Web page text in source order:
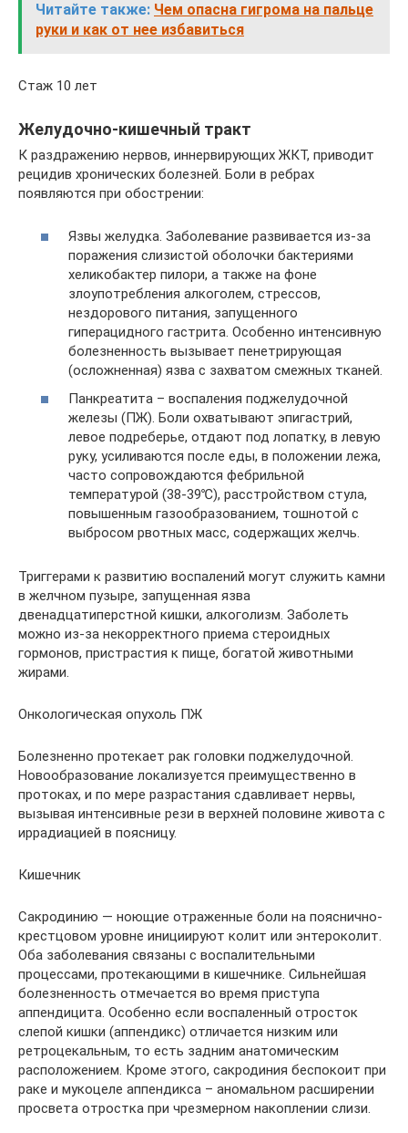
Читайте также: Чем опасна гигрома на пальце
руки и как от нее избавиться
Стаж 10 лет
Желудочно-кишечный тракт
К раздражению нервов, иннервирующих ЖКТ, приводит
рецидив хронических болезней. Боли в ребрах
появляются при обострении:
Язвы желудка. Заболевание развивается из-за
поражения слизистой оболочки бактериями
хеликобактер пилори, а также на фоне
злоупотребления алкоголем, стрессов,
нездорового питания, запущенного
гиперацидного гастрита. Особенно интенсивную
болезненность вызывает пенетрирующая
(осложненная) язва с захватом смежных тканей.
Панкреатита – воспаления поджелудочной
железы (ПЖ). Боли охватывают эпигастрий,
левое подреберье, отдают под лопатку, в левую
руку, усиливаются после еды, в положении лежа,
часто сопровождаются фебрильной
температурой (38-39℃), расстройством стула,
повышенным газообразованием, тошнотой с
выбросом рвотных масс, содержащих желчь.
Триггерами к развитию воспалений могут служить камни
в желчном пузыре, запущенная язва
двенадцатиперстной кишки, алкоголизм. Заболеть
можно из-за некорректного приема стероидных
гормонов, пристрастия к пище, богатой животными
жирами.
Онкологическая опухоль ПЖ
Болезненно протекает рак головки поджелудочной.
Новообразование локализуется преимущественно в
протоках, и по мере разрастания сдавливает нервы,
вызывая интенсивные рези в верхней половине живота с
иррадиацией в поясницу.
Кишечник
Сакродинию — ноющие отраженные боли на пояснично-
крестцовом уровне инициируют колит или энтероколит.
Оба заболевания связаны с воспалительными
процессами, протекающими в кишечнике. Сильнейшая
болезненность отмечается во время приступа
аппендицита. Особенно если воспаленный отросток
слепой кишки (аппендикс) отличается низким или
ретроцекальным, то есть задним анатомическим
расположением. Кроме этого, сакродиния беспокоит при
раке и мукоцеле аппендикса – аномальном расширении
просвета отростка при чрезмерном накоплении слизи.